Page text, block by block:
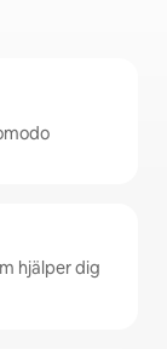
hjälper dig